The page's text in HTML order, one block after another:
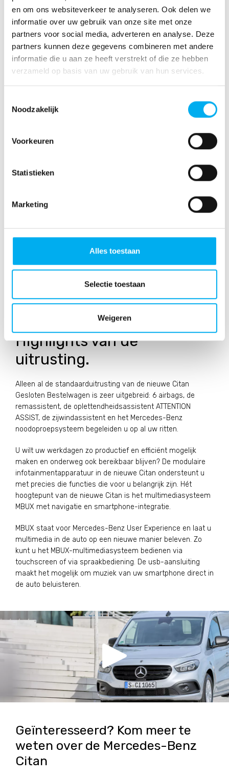
en om ons websiteverkeer te analyseren. Ook delen we
informatie over uw gebruik van onze site met onze
partners voor social media, adverteren en analyse. Deze
partners kunnen deze gegevens combineren met andere
informatie die u aan ze heeft verstrekt of die ze hebben
verzameld op basis van uw gebruik van hun services.
Noodzakelijk
Voorkeuren
Statistieken
Marketing
Alles toestaan
Selectie toestaan
Weigeren
compact ruimtewonder.
De bagageruimte in de nieuwe Citan Gesloten Bestelwagen
heeft een lage laaddrempel en is gemakkelijk toegankelijk,
zodat u nog beter kunt in- en uitladen. Dankzij de grote
laadruimtebreedte tussen de wielkasten kunt u bijvoorbeeld
gemakkelijker pallets doorladen. In de nieuwe Citan
laadruimoppervlak is 2,35 m2 en het laadruimvolume is 2,5
- 2,9 m3. Standaard laadt u de Citan Gesloten Bestelwagen
optie zijn links en rechts schuifdeuren, ook zijn er ruiten in
de achterdeuren en een achterklep met ruit leverbaar.
Highlights van de
uitrusting.
Alleen al de standaarduitrusting van de nieuwe Citan
Gesloten Bestelwagen is zeer uitgebreid: 6 airbags, de
remassistent, de oplettendheidsassistent ATTENTION
ASSIST, de zijwindassistent en het Mercedes-Benz
noodoproepsysteem begeleiden u op al uw ritten.
U wilt uw werkdagen zo productief en efficiënt mogelijk
maken en onderweg ook bereikbaar blijven? De modulaire
infotainmentapparatuur in de nieuwe Citan ondersteunt u
met precies die functies die voor u belangrijk zijn. Hét
hoogtepunt van de nieuwe Citan is het multimediasysteem
MBUX met navigatie en smartphone-integratie.
MBUX staat voor Mercedes-Benz User Experience en laat u
multimedia in de auto op een nieuwe manier beleven. Zo
kunt u het MBUX-multimediasysteem bedienen via
touchscreen of via spraakbediening. De usb-aansluiting
maakt het mogelijk om muziek van uw smartphone direct in
de auto beluisteren.
Geïnteresseerd? Kom meer te
weten over de Mercedes-Benz
Citan